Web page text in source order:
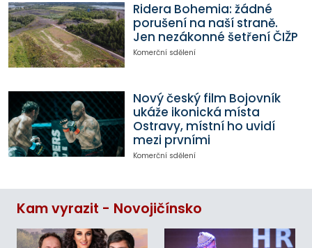
Ridera Bohemia: žádné
porušení na naší straně.
Jen nezákonné šetření ČIŽP
Komerční sdělení
Nový český film Bojovník
ukáže ikonická místa
Ostravy, místní ho uvidí
mezi prvními
Komerční sdělení
Kam vyrazit - Novojičínsko